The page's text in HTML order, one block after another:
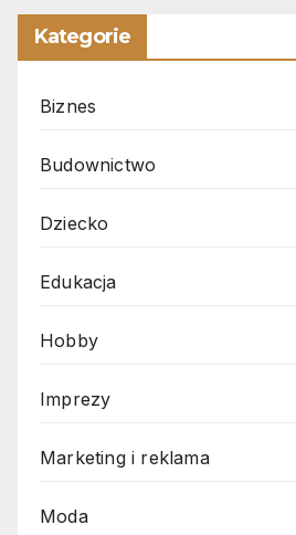
Kategorie
Biznes
Budownictwo
Dziecko
Edukacja
Hobby
Imprezy
Marketing i reklama
Moda